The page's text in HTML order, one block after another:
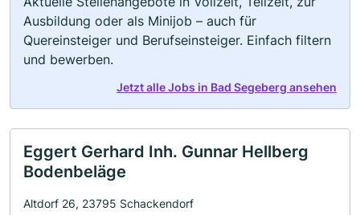
Ausbildung oder als Minijob – auch für
Quereinsteiger und Berufseinsteiger. Einfach filtern
und bewerben.
Jetzt alle Jobs in Bad Segeberg ansehen
Eggert Gerhard Inh. Gunnar Hellberg
Bodenbeläge
Altdorf 26, 23795 Schackendorf